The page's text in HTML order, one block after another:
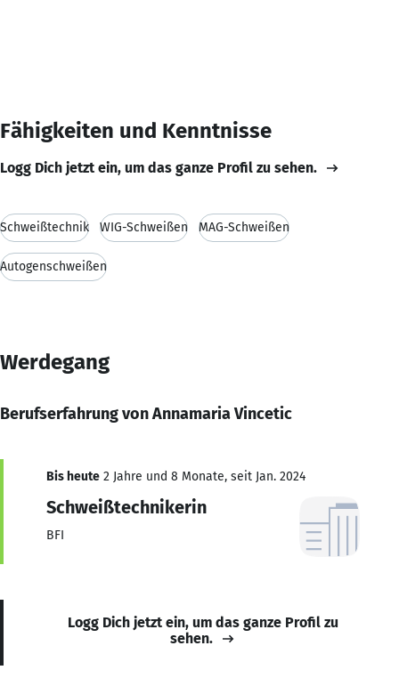
Fähigkeiten und Kenntnisse
Logg Dich jetzt ein, um das ganze Profil zu sehen.
Schweißtechnik WIG-Schweißen MAG-Schweißen
Autogenschweißen
Werdegang
Berufserfahrung von Annamaria Vincetic
Bis heute 2 Jahre und 8 Monate, seit Jan. 2024
Schweißtechnikerin
BFI
Logg Dich jetzt ein, um das ganze Profil zu
sehen.